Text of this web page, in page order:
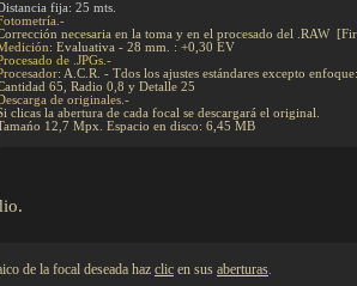
fija: 25 mts.
necesaria en la toma y en el procesado del .RAW
: Evaluativa - 28 mm. : +0,30 EV
de .JPGs.-
: A.C.R. - Tdos los ajustes estándares excepto enfoque:
65, Radio 0,8 y Detalle 25
de originales.-
clicas la abertura de cada focal se descargará el original.
12,7 Mpx. Espacio en disco: 6,45 MB
.
de la focal deseada haz clic en sus aberturas